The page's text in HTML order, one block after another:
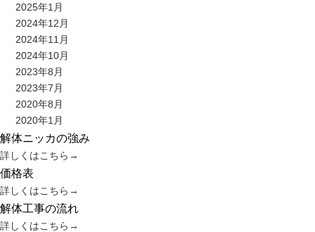
2025年1月
2024年12月
2024年11月
2024年10月
2023年8月
2023年7月
2020年8月
2020年1月
解体ニッカの強み
詳しくはこちら →
価格表
詳しくはこちら →
解体工事の流れ
詳しくはこちら →